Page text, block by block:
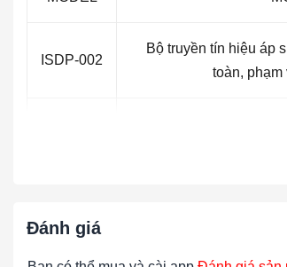
ISDP-002
Bộ truyền tín hiệu áp
toàn, phạm
toàn,
Đánh giá